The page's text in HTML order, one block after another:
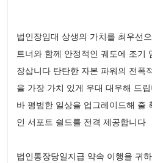
법인장임대 상생의 가치를 최우선
트너와 함께 안정적인 궤도에 조기
장삽니다 탄탄한 자본 파워의 전폭
을 가장 가치 있게 우대 대우해 드
바 평범한 일상을 업그레이드해 줄
인 서포트 쉴드를 전격 제공합니다
법인통장당일지급 약속 이행을 귀